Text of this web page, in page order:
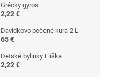
Grécky gyros
2,22 €
Davídkovo pečené kura 2 L
65 €
Detské bylinky Eliška
2,22 €